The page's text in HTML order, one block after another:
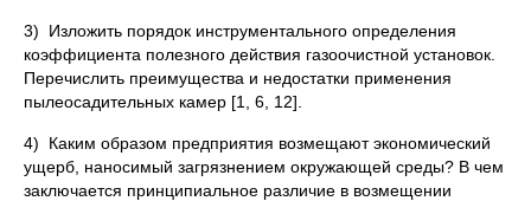
3) Изложить порядок инструментального определения
коэффициента полезного действия газоочистной установок.
Перечислить преимущества и недостатки применения
пылеосадительных камер [1, 6, 12].
4) Каким образом предприятия возмещают экономический
ущерб, наносимый загрязнением окружающей среды? В чем
заключается принципиальное различие в возмещении